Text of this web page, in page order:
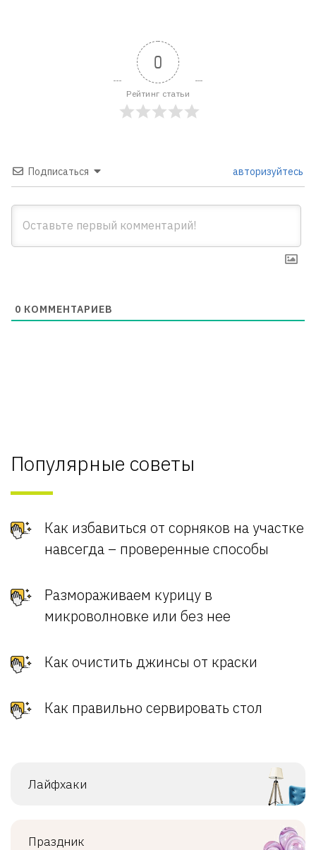
0
Рейтинг статьи
Подписаться авторизуйтесь
0 КОММЕНТАРИЕВ
Популярные советы
Как избавиться от сорняков на участке
навсегда – проверенные способы
Размораживаем курицу в
микроволновке или без нее
Как очистить джинсы от краски
Как правильно сервировать стол
Лайфхаки
Праздник